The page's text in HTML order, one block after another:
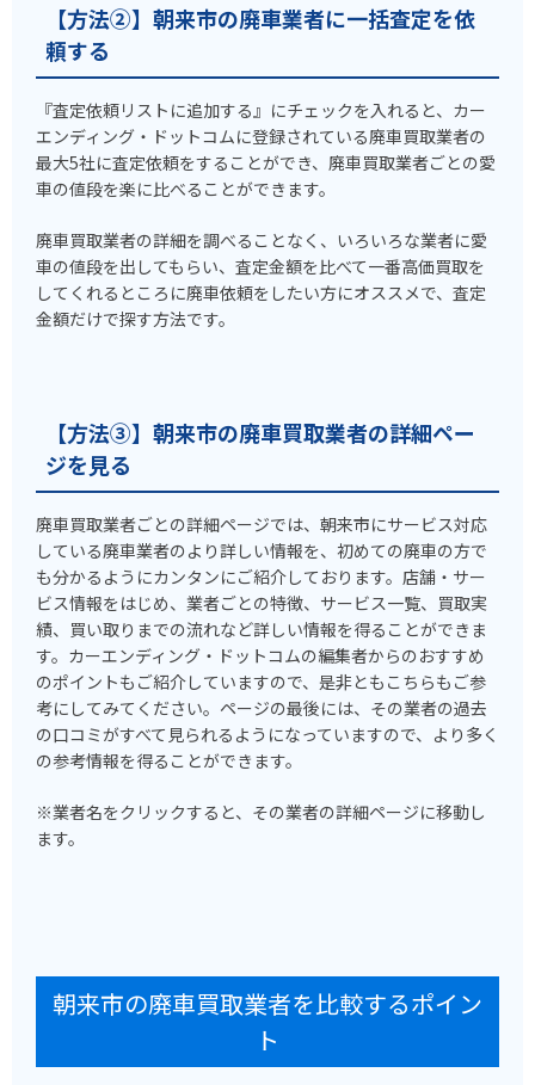
【方法②】朝来市の廃車業者に一括査定を依
頼する
『査定依頼リストに追加する』にチェックを入れると、カー
エンディング・ドットコムに登録されている廃車買取業者の
最大5社に査定依頼をすることができ、廃車買取業者ごとの愛
車の値段を楽に比べることができます。
廃車買取業者の詳細を調べることなく、いろいろな業者に愛
車の値段を出してもらい、査定金額を比べて一番高価買取を
してくれるところに廃車依頼をしたい方にオススメで、査定
金額だけで探す方法です。
【方法③】朝来市の廃車買取業者の詳細ペー
ジを見る
廃車買取業者ごとの詳細ページでは、朝来市にサービス対応
している廃車業者のより詳しい情報を、初めての廃車の方で
も分かるようにカンタンにご紹介しております。店舗・サー
ビス情報をはじめ、業者ごとの特徴、サービス一覧、買取実
績、買い取りまでの流れなど詳しい情報を得ることができま
す。カーエンディング・ドットコムの編集者からのおすすめ
のポイントもご紹介していますので、是非ともこちらもご参
考にしてみてください。ページの最後には、その業者の過去
の口コミがすべて見られるようになっていますので、より多く
の参考情報を得ることができます。
※業者名をクリックすると、その業者の詳細ページに移動し
ます。
朝来市の廃車買取業者を比較するポイン
ト